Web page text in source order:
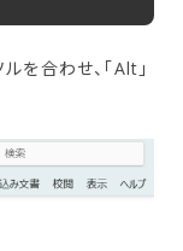
を合わせ、「Alt」